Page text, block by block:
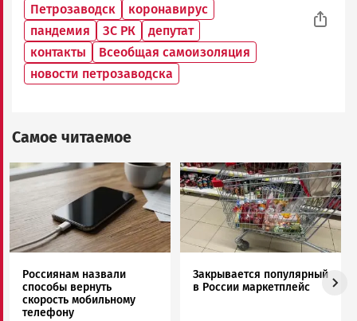
Петрозаводск
коронавирус
пандемия
ЗС РК
депутат
контакты
Всеобщая самоизоляция
новости петрозаводска
Самое читаемое
Image
Россиянам назвали
способы вернуть
скорость мобильному
телефону
Image
Закрывается популярный
в России маркетплейс